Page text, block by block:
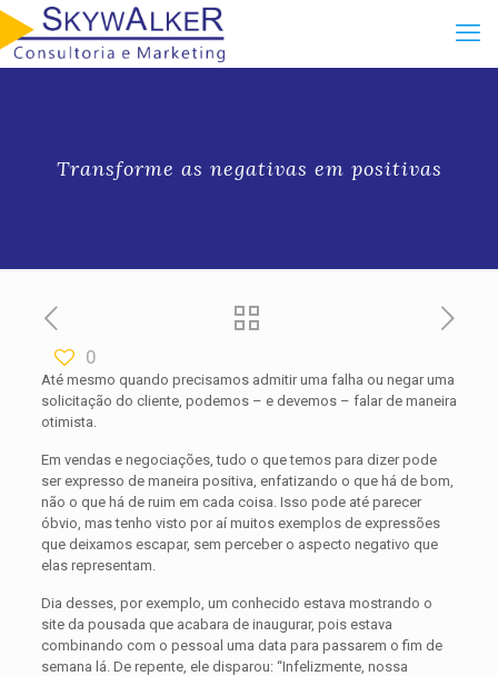
Transforme as negativas em positivas
0
Até mesmo quando precisamos admitir uma falha ou negar uma
solicitação do cliente, podemos – e devemos – falar de maneira
otimista.
Em vendas e negociações, tudo o que temos para dizer pode
ser expresso de maneira positiva, enfati­zando o que há de bom,
não o que há de ruim em cada coisa. Isso pode até parecer
óbvio, mas tenho visto por aí muitos exemplos de expressões
que deixa­mos escapar, sem perceber o aspecto negativo que
elas representam.
Dia desses, por exemplo, um conhecido estava mostrando o
site da pousada que acabara de inaugurar, pois estava
combinando com o pessoal uma data para passarem o fim de
semana lá. De repente, ele disparou: “Infelizmente, nossa